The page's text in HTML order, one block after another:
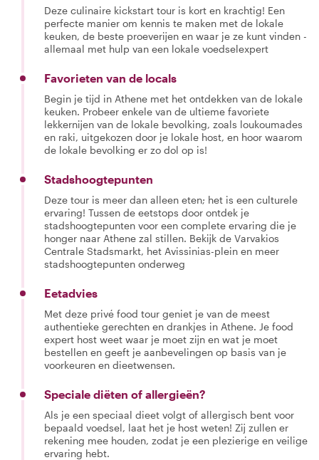
Deze culinaire kickstart tour is kort en krachtig! Een
perfecte manier om kennis te maken met de lokale
keuken, de beste proeverijen en waar je ze kunt vinden -
allemaal met hulp van een lokale voedselexpert
Favorieten van de locals
Begin je tijd in Athene met het ontdekken van de lokale
keuken. Probeer enkele van de ultieme favoriete
lekkernijen van de lokale bevolking, zoals loukoumades
en raki, uitgekozen door je lokale host, en hoor waarom
de lokale bevolking er zo dol op is!
Stadshoogtepunten
Deze tour is meer dan alleen eten; het is een culturele
ervaring! Tussen de eetstops door ontdek je
stadshoogtepunten voor een complete ervaring die je
honger naar Athene zal stillen. Bekijk de Varvakios
Centrale Stadsmarkt, het Avissinias-plein en meer
stadshoogtepunten onderweg
Eetadvies
Met deze privé food tour geniet je van de meest
authentieke gerechten en drankjes in Athene. Je food
expert host weet waar je moet zijn en wat je moet
bestellen en geeft je aanbevelingen op basis van je
voorkeuren en dieetwensen.
Speciale diëten of allergieën?
Als je een speciaal dieet volgt of allergisch bent voor
bepaald voedsel, laat het je host weten! Zij zullen er
rekening mee houden, zodat je een plezierige en veilige
ervaring hebt.